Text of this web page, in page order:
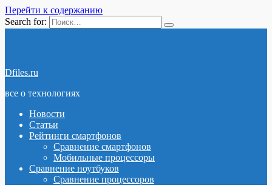
Перейти к содержанию
Search for:
Dfiles.ru
все о технологиях
Новости
Статьи
Рейтинги смартфонов
Сравнение смартфонов
Мобильные процессоры
Сравнение ноутбуков
Сравнение процессоров